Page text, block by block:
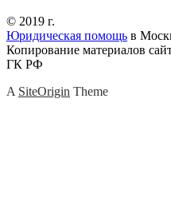
© 2019 г.
Юридическая помощь в
Копирование материалов
ГК РФ
A SiteOrigin Theme